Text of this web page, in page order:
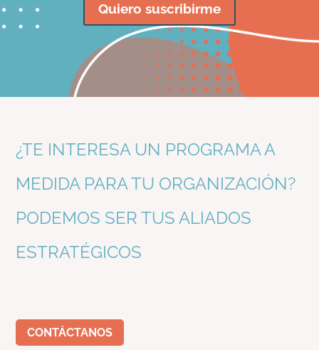
Quiero suscribirme
¿TE INTERESA UN PROGRAMA A
MEDIDA PARA TU ORGANIZACIÓN?
PODEMOS SER TUS ALIADOS
ESTRATÉGICOS
CONTÁCTANOS